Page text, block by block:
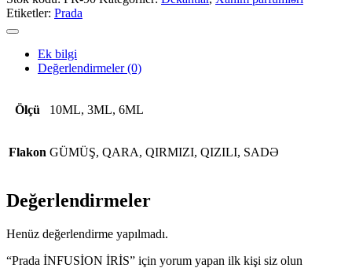
Etiketler: Prada
Ek bilgi
Değerlendirmeler (0)
Ölçü 10ML, 3ML, 6ML
Flakon GÜMÜŞ, QARA, QIRMIZI, QIZILI, SADƏ
Değerlendirmeler
Henüz değerlendirme yapılmadı.
“Prada İNFUSİON İRİS” için yorum yapan ilk kişi siz olun